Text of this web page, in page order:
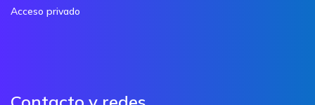
Acceso privado